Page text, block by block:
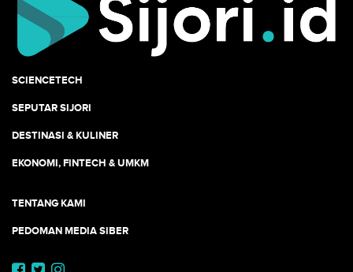
SCIENCETECH
SEPUTAR SIJORI
DESTINASI & KULINER
EKONOMI, FINTECH & UMKM
TENTANG KAMI
PEDOMAN MEDIA SIBER